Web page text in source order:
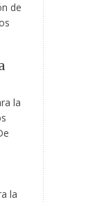
de
la
la